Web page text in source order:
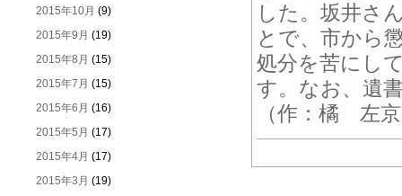
2015年10月 (9)
2015年9月 (19)
2015年8月 (15)
2015年7月 (15)
2015年6月 (16)
2015年5月 (17)
2015年4月 (17)
2015年3月 (19)
した。坂井さ
とで、市から
処分を苦にし
す。なお、遺
（作：橘 左